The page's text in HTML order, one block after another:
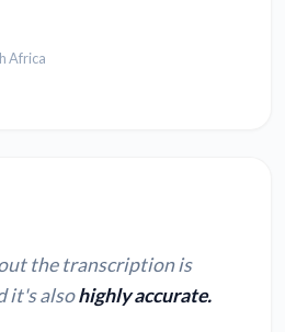
Africa
the transcription is
it's alsohighly accurate.